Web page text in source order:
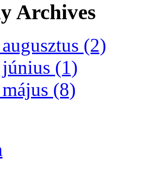
Archives
(2)
(1)
(8)